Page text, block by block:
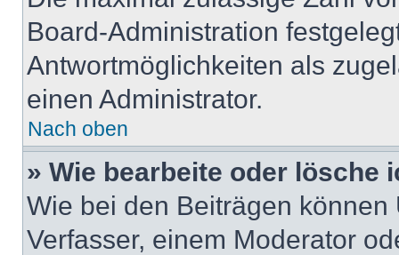
Board-Administration
Antwortmöglichkeiten als
einen Administrator.
Nach oben
» Wie bearbeite oder lösche
Wie bei den Beiträgen
Verfasser, einem Moderator